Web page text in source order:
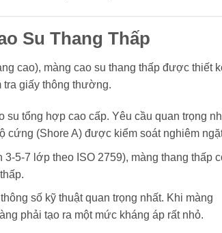
Su Thang Thấp
cao), màng cao su thang thấp được thiết
giấy thông thường.
tổng hợp cao cấp. Yêu cầu quan trọng
cứng (Shore A) được kiểm soát nghiêm
5-7 lớp theo ISO 2759), màng thang thấp
số kỹ thuật quan trọng nhất. Khi màng
phải tạo ra một mức kháng áp rất nhỏ.